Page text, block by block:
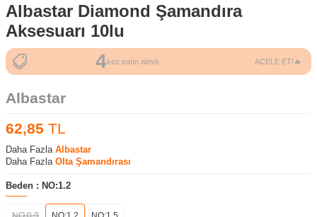
Albastar Diamond Şamandıra
Aksesuarı 10lu
4kez satın alındı
47kez görüntülendi ACELE ET!🔥
Albastar
62,85 TL
Daha Fazla Albastar
Daha Fazla Olta Şamandırası
Beden : NO:1.2